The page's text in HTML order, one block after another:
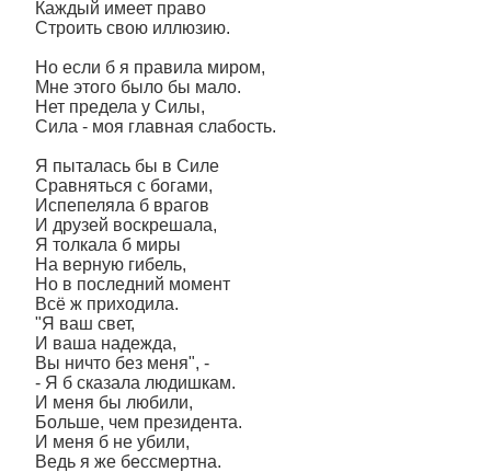
Каждый имеет право
Строить свою иллюзию.
Но если б я правила миром,
Мне этого было бы мало.
Нет предела у Силы,
Сила - моя главная слабость.
Я пыталась бы в Силе
Сравняться с богами,
Испепеляла б врагов
И друзей воскрешала,
Я толкала б миры
На верную гибель,
Но в последний момент
Всë ж приходила.
"Я ваш свет,
И ваша надежда,
Вы ничто без меня", -
- Я б сказала людишкам.
И меня бы любили,
Больше, чем президента.
И меня б не убили,
Ведь я же бессмертна.